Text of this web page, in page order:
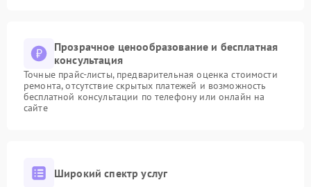
Прозрачное ценообразование и бесплатная
консультация
Точные прайс-листы, предварительная оценка стоимости
ремонта, отсутствие скрытых платежей и возможность
бесплатной консультации по телефону или онлайн на
сайте
Широкий спектр услуг